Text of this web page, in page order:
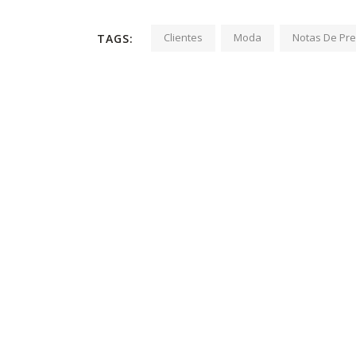
TAGS: Clientes Moda Notas De